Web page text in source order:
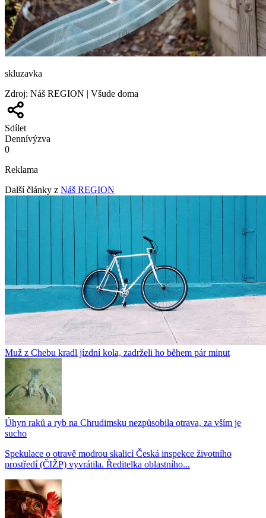
skluzavka
Zdroj: Náš REGION | Všude doma
Sdílet
Dennívýzva
0
Reklama
Další články z Náš REGION
Muž z Chebu kradl jízdní kola, zadrželi ho během pár minut
Úhyn raků a ryb na Chrudimsku nezpůsobila otrava, za vším je
sucho
Spekulace o otravě modrou skalicí Česká inspekce životního
prostředí (ČIŽP) vyvrátila. Ředitelka oblastního...